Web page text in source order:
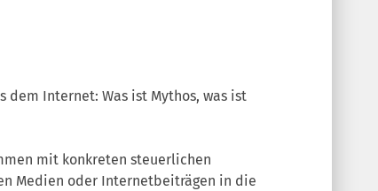
dem Internet: Was ist Mythos, was ist
mit konkreten steuerlichen
Medien oder Internetbeiträgen in die